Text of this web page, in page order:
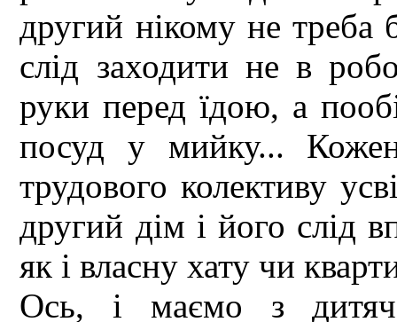
другий нікому не треба
слід заходити не в
руки перед їдою, а
посуд у мийку...
трудового колективу
другий дім і його слід
як і власну хату чи
Ось, і маємо з